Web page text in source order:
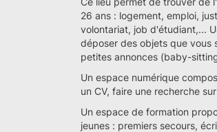
26 ans : logement, emploi,
volontariat, job d'étudiant,...
déposer des objets que vous
petites annonces (baby-
Un espace numérique
un CV, faire une recherche
Un espace de formation
jeunes : premiers secours,